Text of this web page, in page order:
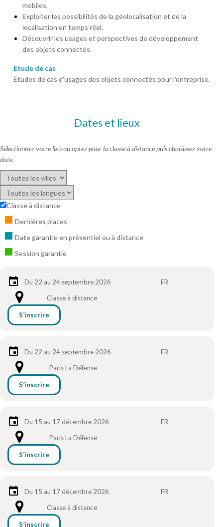
mobiles.
Exploiter les possibilités de la géolocalisation et de la
localisation en temps réel.
Découvrir les usages et perspectives de développement
des objets connectés.
Etude de cas
Études de cas d'usages des objets connectés pour l'entreprise.
Dates et lieux
Sélectionnez votre lieu ou optez pour la classe à distance puis choisissez votre
date.
Classe à distance
Dernières places
Date garantie en présentiel ou à distance
Session garantie
Du 22 au 24 septembre 2026
FR
Classe à distance
S’inscrire
Du 22 au 24 septembre 2026
FR
Paris La Défense
S’inscrire
Du 15 au 17 décembre 2026
FR
Paris La Défense
S’inscrire
Du 15 au 17 décembre 2026
FR
Classe à distance
S’inscrire